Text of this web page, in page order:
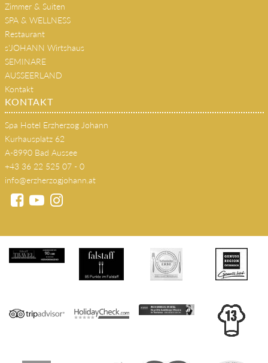
Zimmer & Suiten
SPA & WELLNESS
Restaurant
s'JOHANN Wirtshaus
SEMINARE
AUSSEERLAND
Kontakt
KONTAKT
Spa Hotel Erzherzog Johann
Kurhausplatz 62
A-8990 Bad Aussee
+43 36 22 525 07 - 0
info@erzherzogjohann.at